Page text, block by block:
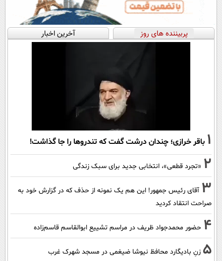
پربیننده های روز آخرین اخبار
1 باقر خرازی؛ چندان درشت گفت که تندروها را جا گذاشت!
2 «تجرد قطعی»، انتخابی جدید برای سبک زندگی
3 آقای رئیس جمهور! این هم یک نمونه از حذف که در گزارش خود به
صراحت انتقاد کردید
4 حضور محمدجواد ظریف در مراسم تشییع ابوالقاسم قاسم‌زاده
5 زنِ بادیگارد محافظ نیوشا ضیغمی در مسجد شهرک غرب